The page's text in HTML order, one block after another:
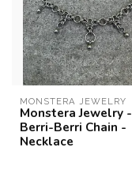
MONSTERA JEWELRY
Monstera Jewelry -
Berri-Berri Chain -
Necklace